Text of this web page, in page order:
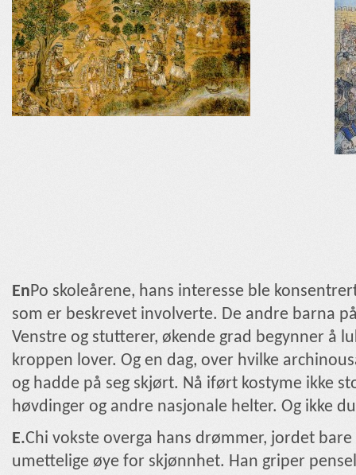
EnPo skoleårene, hans interesse ble
som er beskrevet involverte. De andre barna
Venstre og stutterer, økende grad begynner å
kroppen lover. Og en dag, over hvilke
og hadde på seg skjørt. Nå iført kostyme ikke
høvdinger og andre nasjonale helter. Og ikke
E.Chi vokste overga hans drømmer, jordet
umettelige øye for skjønnhet. Han griper